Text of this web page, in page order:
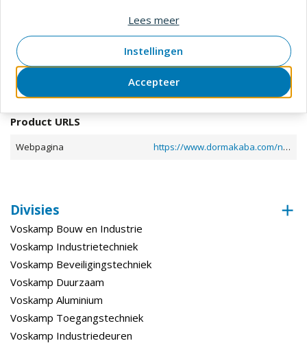
Bewerking
Kleur Zilver
Materiaal Metaal
Uitvoering
Kleur (basis) Zilver
En
Toon meer
Documenten en downloads
Product URLS
Webpagina https://www.dormakaba.com/nl-nl
Divisies
Voskamp Bouw en Industrie
Voskamp Industrietechniek
Voskamp Beveiligingstechniek
Voskamp Duurzaam
Voskamp Aluminium
Voskamp Toegangstechniek
Voskamp Industriedeuren
Accepteer
Instellingen
Lees meer